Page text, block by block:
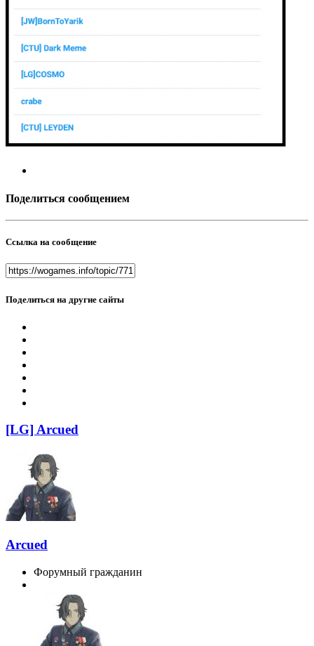
Поделиться сообщением
Ссылка на сообщение
Поделиться на другие сайты
[LG] Arcued
Arcued
Форумный гражданин